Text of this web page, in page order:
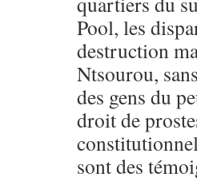
Pool, les
destruction
Ntsourou,
des gens du
droit de
sont des